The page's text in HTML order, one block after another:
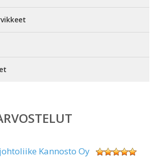
Kannosto Oy